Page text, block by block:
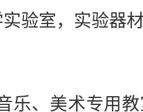
验室，实验器
、美术专用教